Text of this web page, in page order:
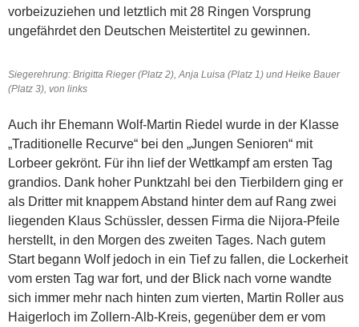
vorbeizuziehen und letztlich mit 28 Ringen Vorsprung
ungefährdet den Deutschen Meistertitel zu gewinnen.
Siegerehrung: Brigitta Rieger (Platz 2), Anja Luisa (Platz 1) und Heike Bauer
(Platz 3), von links
Auch ihr Ehemann Wolf-Martin Riedel wurde in der Klasse
„Traditionelle Recurve“ bei den „Jungen Senioren“ mit
Lorbeer gekrönt. Für ihn lief der Wettkampf am ersten Tag
grandios. Dank hoher Punktzahl bei den Tierbildern ging er
als Dritter mit knappem Abstand hinter dem auf Rang zwei
liegenden Klaus Schüssler, dessen Firma die Nijora-Pfeile
herstellt, in den Morgen des zweiten Tages. Nach gutem
Start begann Wolf jedoch in ein Tief zu fallen, die Lockerheit
vom ersten Tag war fort, und der Blick nach vorne wandte
sich immer mehr nach hinten zum vierten, Martin Roller aus
Haigerloch im Zollern-Alb-Kreis, gegenüber dem er vom